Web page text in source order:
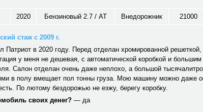
2020 Бензиновый 2.7 / AT Внедорожник 21000
стаж с 2009 г.
Патриот в 2020 году. Перед отделан хромированной
у меня не дешевая, с автоматической коробкой и
Салон отделан очень даже неплохо, а большой
в полу вмещает пол тонны груза. Мою машину можно даже
По лютому бездорожью не езжу, берегу коробку.
своих денег? — да